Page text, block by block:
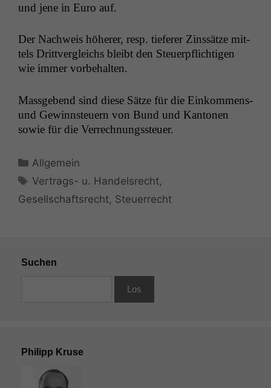
und jene in Euro auf.
Der Nach­weis höher­er, resp. tief­er­er Zinssätze mit­
tels Drittver­gle­ichs bleibt den Steuerpflichti­gen
wie immer vorbehalten.
Mass­gebend sind diese Sätze für die Einkom­mens-
und Gewinns­teuern von Bund und Kan­to­nen
sowie für die Verrechnungssteuer.
Kategorien
Allgemein
Schlagwörter
Vertrags- u. Handelsrecht,
Gesellschaftsrecht, Steuerrecht
Suchen
Philipp Kruse